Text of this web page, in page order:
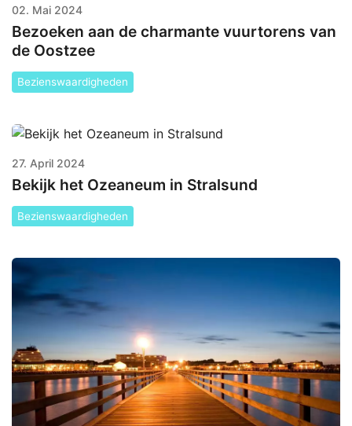
02. Mai 2024
Bezoeken aan de charmante vuurtorens van
de Oostzee
Bezienswaardigheden
27. April 2024
Bekijk het Ozeaneum in Stralsund
Bezienswaardigheden